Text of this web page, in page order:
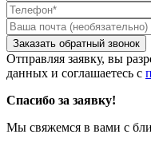
Отправляя заявку, вы
данных и соглашаетесь с
Спасибо за заявку!
Мы свяжемся в вами с